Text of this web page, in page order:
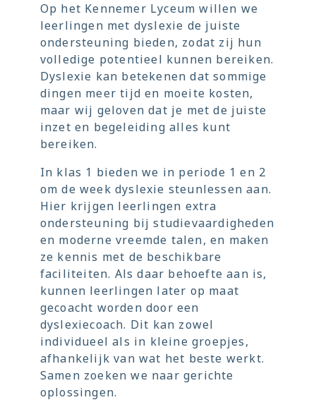
Op het Kennemer Lyceum willen we
leerlingen met dyslexie de juiste
ondersteuning bieden, zodat zij hun
volledige potentieel kunnen bereiken.
Dyslexie kan betekenen dat sommige
dingen meer tijd en moeite kosten,
maar wij geloven dat je met de juiste
inzet en begeleiding alles kunt
bereiken.
In klas 1 bieden we in periode 1 en 2
om de week dyslexie steunlessen aan.
Hier krijgen leerlingen extra
ondersteuning bij studievaardigheden
en moderne vreemde talen, en maken
ze kennis met de beschikbare
faciliteiten. Als daar behoefte aan is,
kunnen leerlingen later op maat
gecoacht worden door een
dyslexiecoach. Dit kan zowel
individueel als in kleine groepjes,
afhankelijk van wat het beste werkt.
Samen zoeken we naar gerichte
oplossingen.